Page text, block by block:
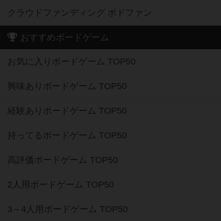
クラウドファンディング ボドファン
おすすめボードゲーム
お気に入りボードゲーム TOP50
興味ありボードゲーム TOP50
経験ありボードゲーム TOP50
持ってるボードゲーム TOP50
高評価ボードゲーム TOP50
2人用ボードゲーム TOP50
3～4人用ボードゲーム TOP50